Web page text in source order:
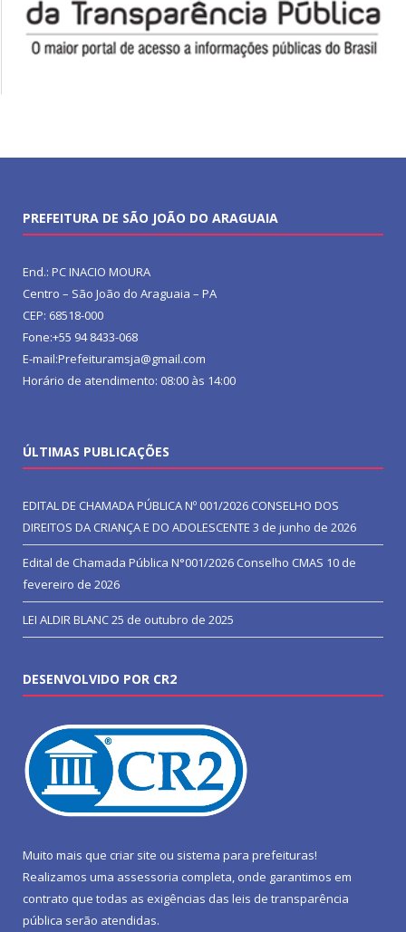
PREFEITURA DE SÃO JOÃO DO ARAGUAIA
End.: PC INACIO MOURA
Centro – São João do Araguaia – PA
CEP: 68518-000
Fone:+55 94 8433-068
E-mail:Prefeituramsja@gmail.com
Horário de atendimento: 08:00 às 14:00
ÚLTIMAS PUBLICAÇÕES
EDITAL DE CHAMADA PÚBLICA Nº 001/2026 CONSELHO DOS
DIREITOS DA CRIANÇA E DO ADOLESCENTE 3 de junho de 2026
Edital de Chamada Pública N°001/2026 Conselho CMAS 10 de
fevereiro de 2026
LEI ALDIR BLANC25 de outubro de 2025
DESENVOLVIDO POR CR2
Muito mais que criar site ou sistema para prefeituras!
Realizamos uma assessoria completa, onde garantimos em
contrato que todas as exigências das leis de transparência
pública serão atendidas.